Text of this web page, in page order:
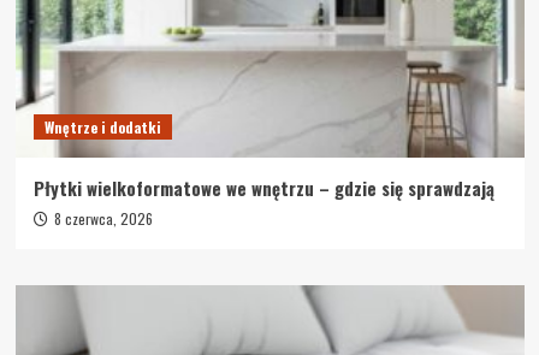
Wnętrze i dodatki
Płytki wielkoformatowe we wnętrzu – gdzie się sprawdzają
8 czerwca, 2026